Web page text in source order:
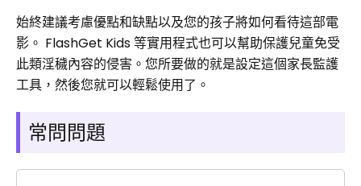
始終建議考慮優點和缺點以及您的孩子將如何看待這部電
影。 FlashGet Kids 等實用程式也可以幫助保護兒童免受
此類淫穢內容的侵害。您所要做的就是設定這個家長監護
工具，然後您就可以輕鬆使用了。
常問問題